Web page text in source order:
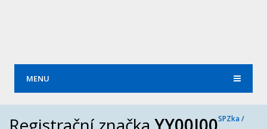
MENU
SPZka /